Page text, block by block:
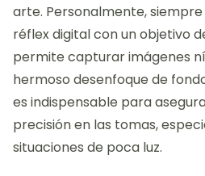
arte. Personalmente,
réflex digital con un objetivo
permite capturar imágenes
hermoso desenfoque de
es indispensable para
precisión en las tomas,
situaciones de poca luz.